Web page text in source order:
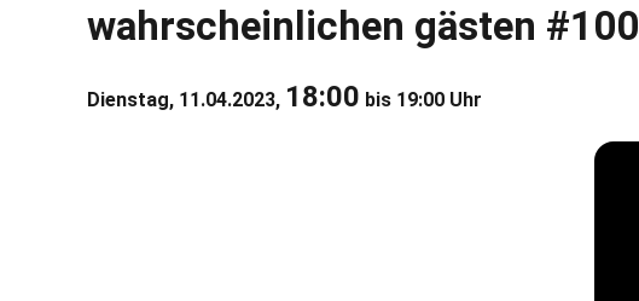
wahrscheinlichen gästen #100
Dienstag, 11.04.2023, 18:00 bis 19:00 Uhr